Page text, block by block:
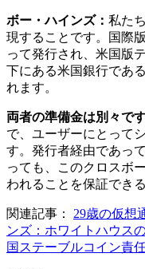
ボー・ハインズ： 私た
現することです。国際
って発行され、米国版
下にある米国銀行であ
れます。
両者の準備金は別々です
で、ユーザーにとって
す。発行者経由であっ
っても、このクロスボ
われることを保証でき
関連記事： 29歳の仮想
ンズ：ホワイトハウス
国ステーブルコイン責